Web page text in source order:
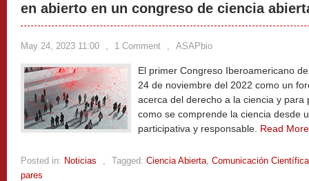
en abierto en un congreso de ciencia
May 24, 2023 11:00 , 1 Comment , ASAPbio
El primer Congreso Iberoamericano
24 de noviembre del 2022 como un
acerca del derecho a la ciencia y
como se comprende la ciencia desde
participativa y responsable. Read
Posted in: Noticias , Tagged: Ciencia Abierta, Comunicación Científica
pares